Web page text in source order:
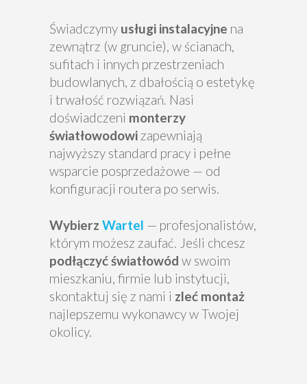
Świadczymy usługi instalacyjne na
zewnątrz (w gruncie), w ścianach,
sufitach i innych przestrzeniach
budowlanych, z dbałością o estetykę
i trwałość rozwiązań. Nasi
doświadczeni monterzy
światłowodowizapewniają
najwyższy standard pracy i pełne
wsparcie posprzedażowe — od
konfiguracji routera po serwis.
Wybierz Wartel — profesjonalistów,
którym możesz zaufać. Jeśli chcesz
podłączyć światłowód w swoim
mieszkaniu, firmie lub instytucji,
skontaktuj się z nami i zleć montaż
najlepszemu wykonawcy w Twojej
okolicy.